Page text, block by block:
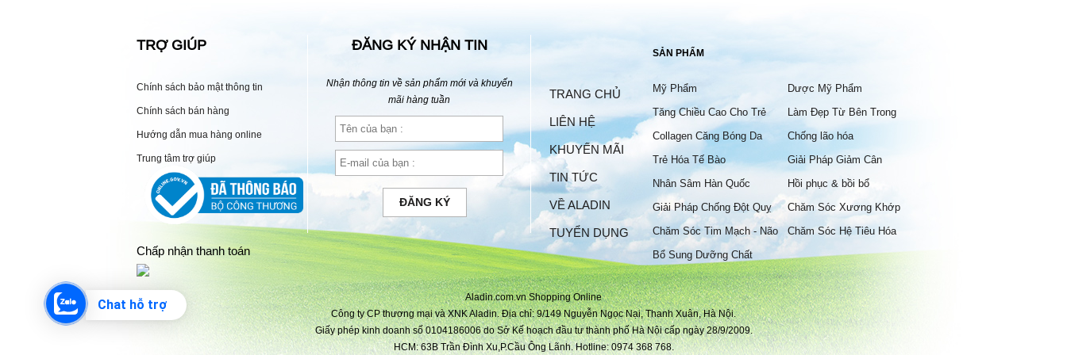
TRỢ GIÚP
Chính sách bảo mật thông tin
Chính sách bán hàng
Hướng dẫn mua hàng online
Trung tâm trợ giúp
ĐĂNG KÝ NHẬN TIN
Nhận thông tin về sản phẩm mới và khuyến
mãi hàng tuần
ĐĂNG KÝ
TRANG CHỦ
LIÊN HỆ
KHUYẾN MÃI
TIN TỨC
VỀ ALADIN
TUYỂN DỤNG
SẢN PHẨM
Mỹ Phẩm
Dược Mỹ Phẩm
Tăng Chiều Cao Cho Trẻ
Làm Đẹp Từ Bên Trong
Collagen Căng Bóng Da
Chống lão hóa
Trẻ Hóa Tế Bào
Giải Pháp Giảm Cân
Nhân Sâm Hàn Quốc
Hồi phục & bồi bổ
Giải Pháp Chống Đột Quỵ
Chăm Sóc Xương Khớp
Chăm Sóc Tim Mạch - Não
Bộ
Chăm Sóc Hệ Tiêu Hóa
Bổ Sung Dưỡng Chất
Chấp nhận thanh toán
Aladin.com.vn Shopping Online
Công ty CP thương mại và XNK Aladin. Địa chỉ: 9/149 Nguyễn Ngọc Nại, Thanh Xuân, Hà Nội.
Giấy phép kinh doanh số 0104186006 do Sở Kế hoạch đầu tư thành phố Hà Nội cấp ngày 28/9/2009.
HCM: 63B Trần Đình Xu,P.Cầu Ông Lãnh. Hotline: 0974 368 768.
Chat hỗ trợ